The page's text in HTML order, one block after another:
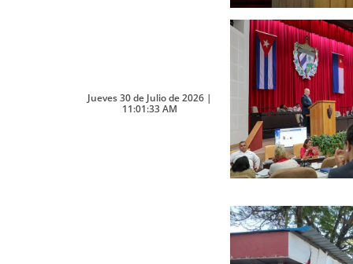
Jueves 30 de Julio de 2026 |
11:01:33 AM